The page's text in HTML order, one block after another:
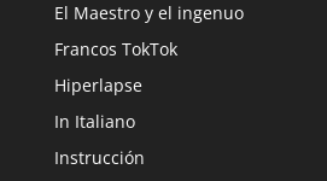
El Maestro y el ingenuo
Francos TokTok
Hiperlapse
In Italiano
Instrucción